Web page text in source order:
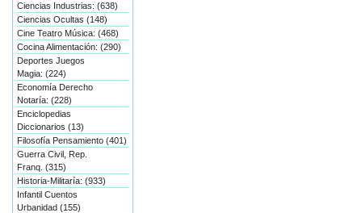
Ciencias Industrias: (638)
Ciencias Ocultas (148)
Cine Teatro Música: (468)
Cocina Alimentación: (290)
Deportes Juegos
Magia: (224)
Economía Derecho
Notaría: (228)
Enciclopedias
Diccionarios (13)
Filosofía Pensamiento (401)
Guerra Civil, Rep.
Franq. (315)
Historia-Militaría: (933)
Infantil Cuentos
Urbanidad (155)